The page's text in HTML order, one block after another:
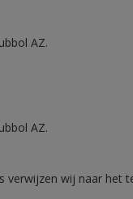
AZ.
AZ.
verwijzen wij naar het